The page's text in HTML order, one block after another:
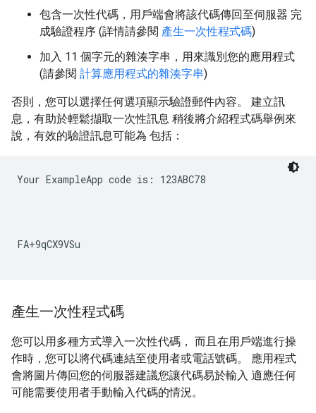
包含一次性代碼，用戶端會將該代碼傳回至伺服器 完
成驗證程序 (詳情請參閱 產生一次性程式碼)
加入 11 個字元的雜湊字串，用來識別您的應用程式
(請參閱 計算應用程式的雜湊字串)
否則，您可以選擇任何選項顯示驗證郵件內容。 建立訊
息，有助於輕鬆擷取一次性訊息 稍後將介紹程式碼舉例來
說，有效的驗證訊息可能為 包括：
Your ExampleApp code is: 123ABC78
產生一次性程式碼
您可以用多種方式導入一次性代碼， 而且在用戶端進行操
作時，您可以將代碼連結至使用者或電話號碼。 應用程式
會將圖片傳回您的伺服器建議您讓代碼易於輸入 適應任何
可能需要使用者手動輸入代碼的情況。